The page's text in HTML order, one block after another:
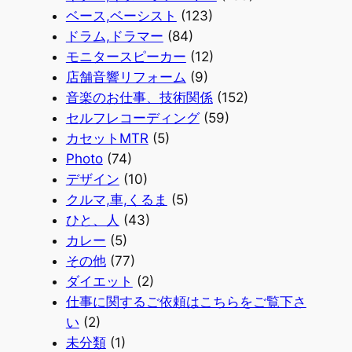
ベース,ベーシスト (123)
ドラム,ドラマー (84)
モニタースピーカー (12)
店舗音響リフォーム (9)
音楽のお仕事、技術関係(152)
セルフレコーディング(59)
カセットMTR(5)
Photo(74)
デザイン (10)
クルマ,車,くるま (5)
ひと、人 (43)
カレー (5)
その他(77)
ダイエット (2)
仕事に関するご依頼はこちらをご覧下さ
い (2)
未分類(1)